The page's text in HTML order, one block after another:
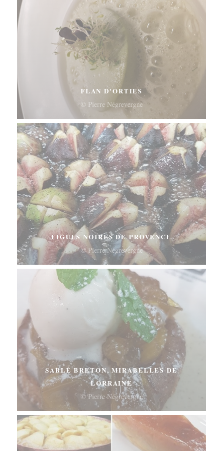
FLAN D'ORTIES
© Pierre Négrevergne
FIGUES NOIRES DE PROVENCE
© Pierre Négrevergne
SABLÉ BRETON, MIRABELLES DE
LORRAINE
© Pierre Négrevergne